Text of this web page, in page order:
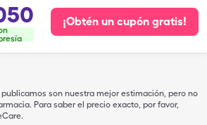
¡Obtén un cupón gratis!
son nuestra mejor estimación, pero no
Para saber el precio exacto, por favor,